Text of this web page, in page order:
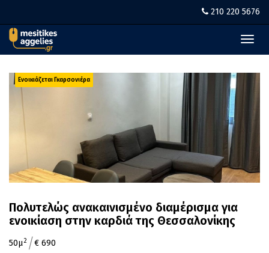
210 220 5676
Ενοικιάζεται Γκαρσονιέρα
Πολυτελώς ανακαινισμένο διαμέρισμα για
ενοικίαση στην καρδιά της Θεσσαλονίκης
50μ2 /€ 690